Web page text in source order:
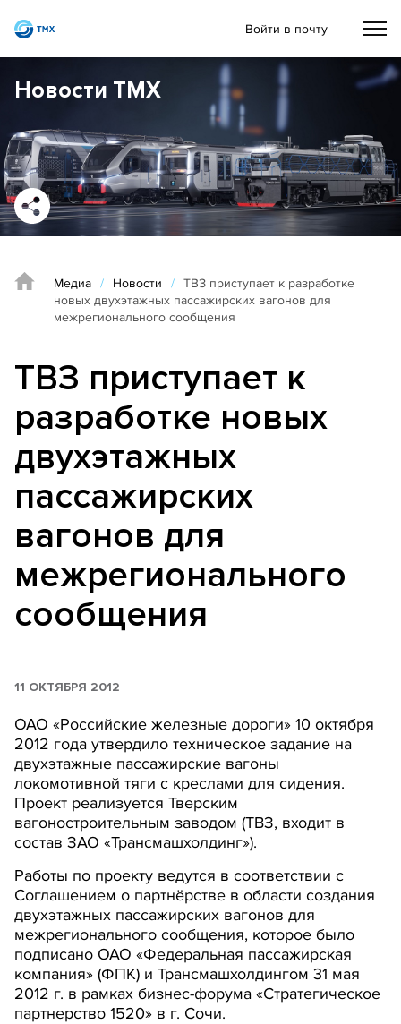
Войти в почту
Новости ТМХ
Медиа / Новости / ТВЗ приступает к разработке
новых двухэтажных пассажирских вагонов для
межрегионального сообщения
ТВЗ приступает к
разработке новых
двухэтажных
пассажирских
вагонов для
межрегионального
сообщения
11 ОКТЯБРЯ 2012
ОАО «Российские железные дороги» 10 октября
2012 года утвердило техническое задание на
двухэтажные пассажирские вагоны
локомотивной тяги с креслами для сидения.
Проект реализуется Тверским
вагоностроительным заводом (ТВЗ, входит в
состав ЗАО «Трансмашхолдинг»).
Работы по проекту ведутся в соответствии с
Соглашением о партнёрстве в области создания
двухэтажных пассажирских вагонов для
межрегионального сообщения, которое было
подписано ОАО «Федеральная пассажирская
компания» (ФПК) и Трансмашхолдингом 31 мая
2012 г. в рамках бизнес-форума «Стратегическое
партнерство 1520» в г. Сочи.